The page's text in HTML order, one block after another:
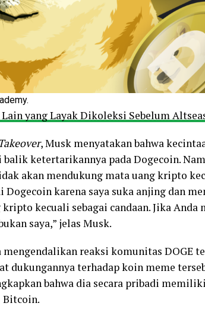
yang Layak Dikoleksi Sebelum
, Musk menyatakan bahwa
balik ketertarikannya pada Dogecoin.
akan mendukung mata uang kripto
Dogecoin karena saya suka anjing dan
kecuali sebagai candaan. Jika Anda
saya,” jelas Musk.
reaksi komunitas DOGE
dukungannya terhadap koin meme
bahwa dia secara pribadi
Bitcoin.